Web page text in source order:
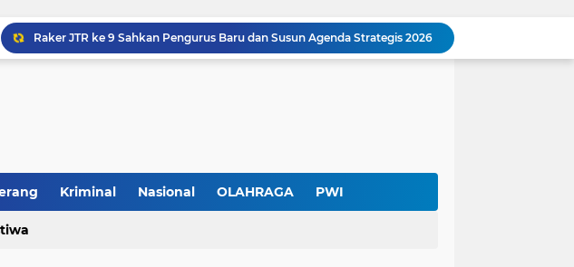
Raker JTR ke 9 Sahkan Pengurus Baru dan Susun Agenda Strategis 2026
Hadir di GIIAS 2026, Pro7 Auto Lighting Pamerkan Teknologi Pencahayaan Kendaraan Premium
Pemerintah Kota Tangerang bersama Pemprov Banten Mulai Tertibkan Kabel Udara
Kriminal Nasional OLAHRAGA PWI